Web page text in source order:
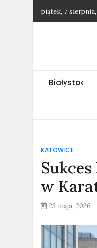
piątek, 7 sierpnia,
Białystok
KATOWICE
w
23 maja, 2026